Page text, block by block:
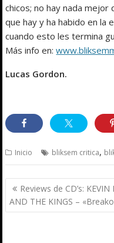
chicos; no hay nada
que hay y ha habido en la
cuando esto les termina
Más info en:
Lucas Gordon.
Inicio bliksem critica,
Navegación
de
entradas
Reviews de CD’s: KEVIN
AND THE KINGS –